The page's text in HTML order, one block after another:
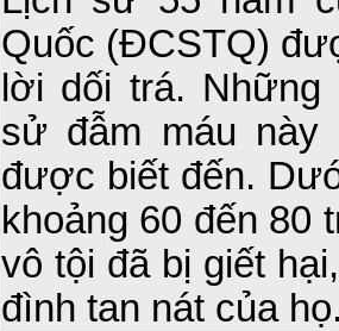
Quốc (ĐCSTQ)
lời dối trá.
sử đẫm máu
được biết đến.
khoảng 60 đến 80
vô tội đã bị giết
đình tan nát của